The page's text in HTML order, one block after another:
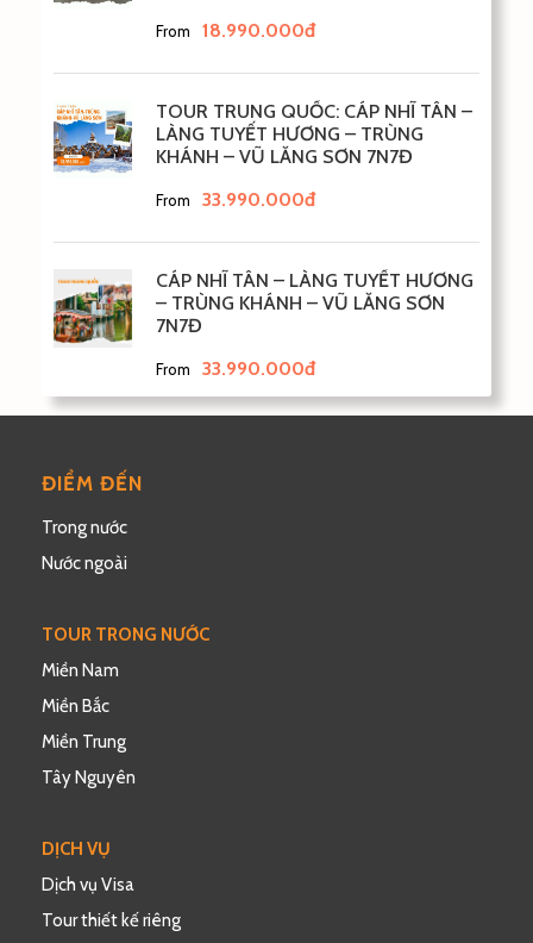
From 18.990.000đ
TOUR TRUNG QUỐC: CÁP NHĨ TÂN –
LÀNG TUYẾT HƯƠNG – TRÙNG
KHÁNH – VŨ LĂNG SƠN 7N7Đ
From 33.990.000đ
CÁP NHĨ TÂN – LÀNG TUYẾT HƯƠNG
– TRÙNG KHÁNH – VŨ LĂNG SƠN
7N7Đ
From 33.990.000đ
ĐIỂM ĐẾN
Trong nước
Nước ngoài
TOUR TRONG NƯỚC
Miền Nam
Miền Bắc
Miền Trung
Tây Nguyên
DỊCH VỤ
Dịch vụ Visa
Tour thiết kế riêng